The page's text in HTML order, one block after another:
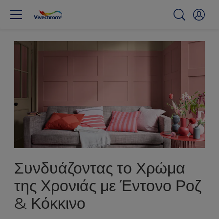
Συνδυάζοντας το Χρώμα
της Χρονιάς με Έντονο Ροζ
& Κόκκινο